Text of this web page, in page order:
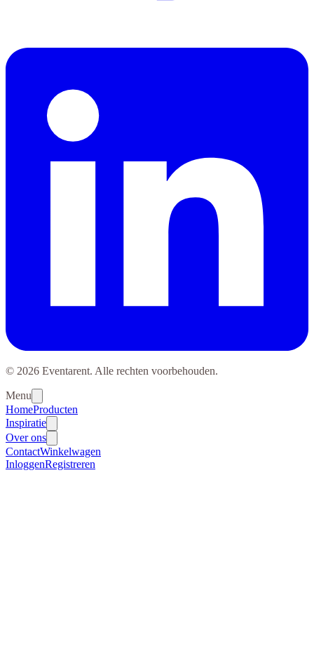
© 2026 Eventarent. Alle rechten voorbehouden.
Menu
HomeProducten
Inspiratie
Over ons
ContactWinkelwagen
InloggenRegistreren